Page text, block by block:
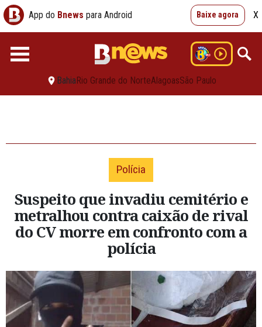
App do Bnews para Android Baixe agora X
BahiaRio Grande do NorteAlagoasSão Paulo
Polícia
Suspeito que invadiu cemitério e
metralhou contra caixão de rival
do CV morre em confronto com a
polícia